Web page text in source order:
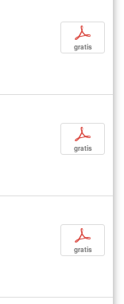
p
gratis
p
gratis
p
gratis